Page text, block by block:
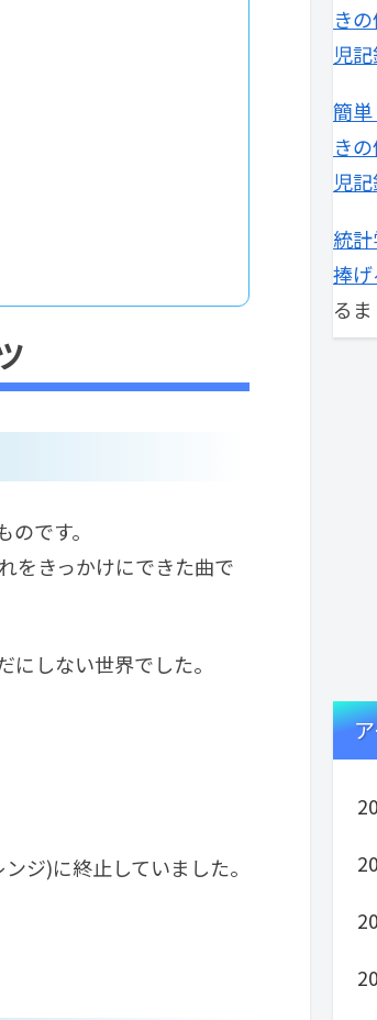
です。
をきっかけにできた曲で
しない世界でした。
ジ)に終止していました。
き
児記
簡
き
児記
統
捧げ
るま